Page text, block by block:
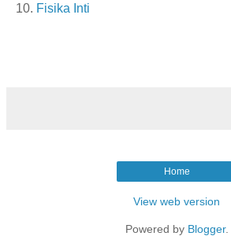
10. Fisika Inti
Home
View web version
Powered by Blogger.